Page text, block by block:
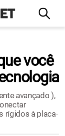
você
avançado ),
rígidos à placa-